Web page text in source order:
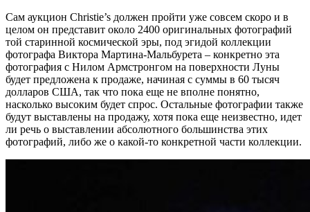
Сам аукцион Christie’s должен пройти уже совсем скоро и в
целом он представит около 2400 оригинальных фотографий
той старинной космической эры, под эгидой коллекции
фотографа Виктора Мартина-Мальбурета – конкретно эта
фотография с Нилом Армстронгом на поверхности Луны
будет предложена к продаже, начиная с суммы в 60 тысяч
долларов США, так что пока еще не вполне понятно,
насколько высоким будет спрос. Остальные фотографии также
будут выставлены на продажу, хотя пока еще неизвестно, идет
ли речь о выставлении абсолютного большинства этих
фотографий, либо же о какой-то конкретной части коллекции.